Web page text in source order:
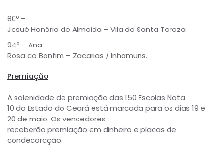
80º –
Josué Honório de Almeida – Vila de Santa Tereza.
94º – Ana
Rosa do Bonfim – Zacarias / Inhamuns.
Premiação
A solenidade de premiação das 150 Escolas Nota
10 do Estado do Ceará está marcada para os dias 19 e
20 de maio. Os vencedores
receberão premiação em dinheiro e placas de
condecoração.